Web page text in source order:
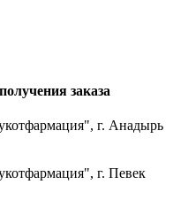
заказа
г. Анадырь
г. Певек